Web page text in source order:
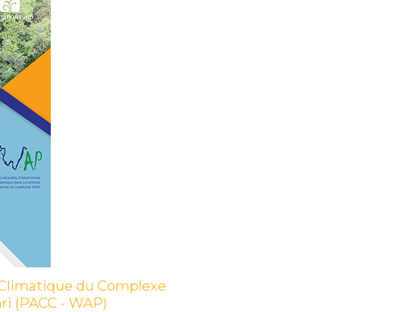
du Complexe
(PACC - WAP)